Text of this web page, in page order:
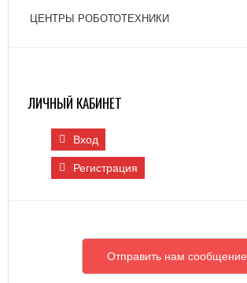
ЦЕНТРЫ РОБОТОТЕХНИКИ
ЛИЧНЫЙ КАБИНЕТ
Вход
Регистрация
Отправить нам сообщение